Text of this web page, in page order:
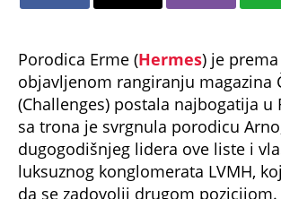
objavljenom rangiranju magazina
(Challenges) postala najbogatija u
sa trona je svrgnula porodicu
dugogodišnjeg lidera ove liste i
luksuznog konglomerata LVMH,
da se zadovolji drugom pozicijom.